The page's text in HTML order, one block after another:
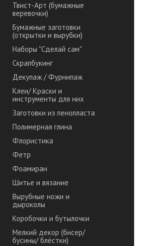
Твист-Арт (бумажные
веревочки)
Бумажные заготовки
(открытки и вырубки)
Наборы "Сделай сам"
Скрапбукинг
Декупаж / Фурнипаж
Клеи/ Краски и
инструменты для них
Заготовки из пенопласта
Полимерная глина
Флористика
Фетр
Фоамиран
Шитье и вязание
Вырубные ножи и
дыроколы
Коробочки и бутылочки
Мелкий декор (бисер/
бусины/ блёстки)